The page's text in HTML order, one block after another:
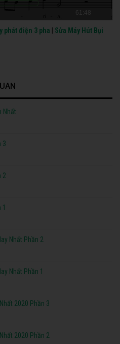
61:48
phát điện 3 pha
Sửa Máy Hút Bụi
Nhất
3
2
Nhất Phần 2
Nhất Phần 1
2020 Phần 3
2020 Phần 2